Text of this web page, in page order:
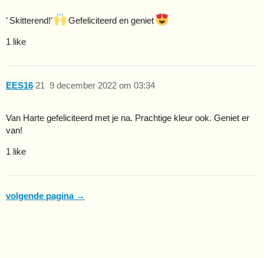
’ Skitterend!’ Gefeliciteerd en geniet
1 like
EES16 9 december 2022 om 03:34
21
Van Harte gefeliciteerd met je na. Prachtige kleur ook. Geniet er
van!
1 like
volgende pagina →